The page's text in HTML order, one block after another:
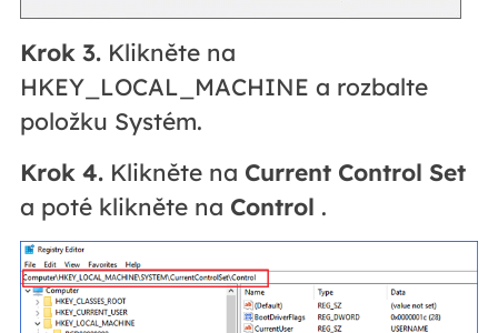
Krok 3.Klikněte na
HKEY_LOCAL_MACHINE a rozbalte
položku Systém.
Krok 4.Klikněte na Current Control Set
a poté klikněte na Control .